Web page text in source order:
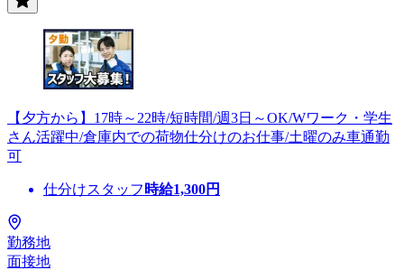
【夕方から】17時～22時/短時間/週3日～OK/Wワーク・学生
さん活躍中/倉庫内での荷物仕分けのお仕事/土曜のみ車通勤
可
仕分けスタッフ 時給1,300円
勤務地
面接地